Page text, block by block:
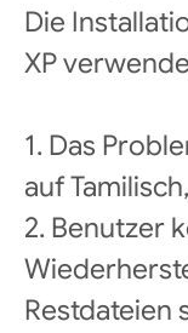
Die
XP
1. Das
auf
2. Benutzer
Restdateien